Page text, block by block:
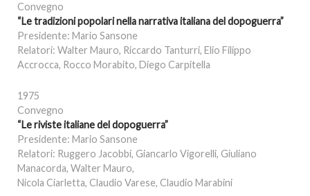
Convegno
“Le tradizioni popolari nella narrativa italiana del dopoguerra”
Presidente: Mario Sansone
Relatori: Walter Mauro, Riccardo Tanturri, Elio Filippo
Accrocca, Rocco Morabito, Diego Carpitella
1975
Convegno
“Le riviste italiane del dopoguerra”
Presidente: Mario Sansone
Relatori: Ruggero Jacobbi, Giancarlo Vigorelli, Giuliano
Manacorda, Walter Mauro,
Nicola Ciarletta, Claudio Varese, Claudio Marabini